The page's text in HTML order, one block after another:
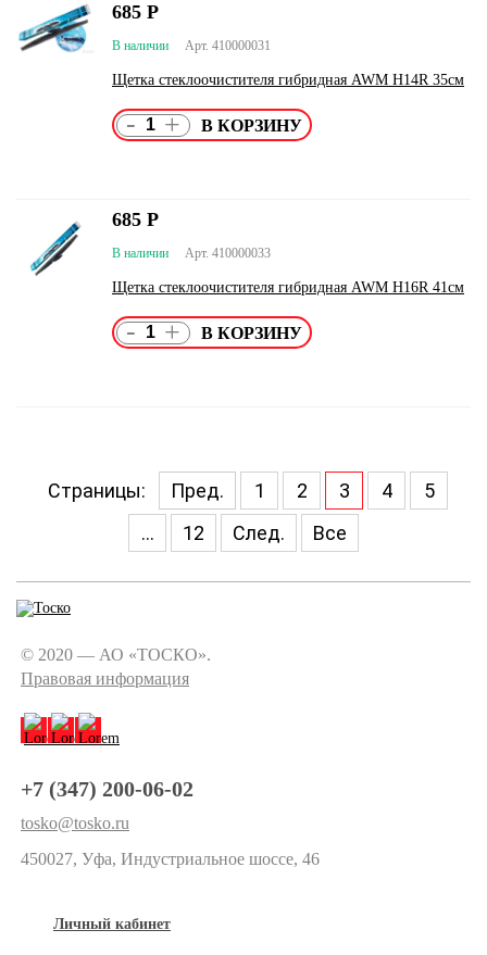
Арт. 410000031
В наличии
Щетка стеклоочистителя гибридная AWM H14R 35см
685 Р
- +
Арт. 410000033
В наличии
Щетка стеклоочистителя гибридная AWM H16R 41см
685 Р
- +
Страницы: Пред. 1 2 3 4
5
...
12 След. Все
© 2020 — АО «ТОСКО».
Правовая информация
+7 (347) 200-06-02
tosko@tosko.ru
450027, Уфа, Индустриальное шоссе, 46
Личный кабинет